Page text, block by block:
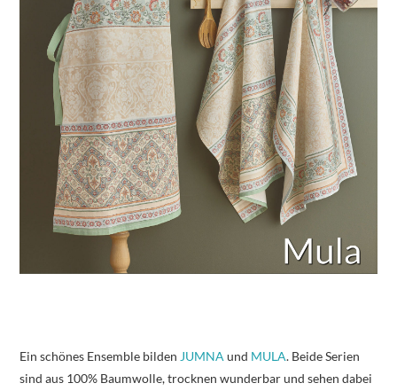
Ein schönes Ensemble bilden JUMNA und MULA. Beide Serien
sind aus 100% Baumwolle, trocknen wunderbar und sehen dabei